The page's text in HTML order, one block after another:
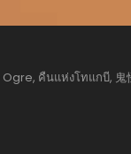
คืนแห่งโทแกบี, 鬼